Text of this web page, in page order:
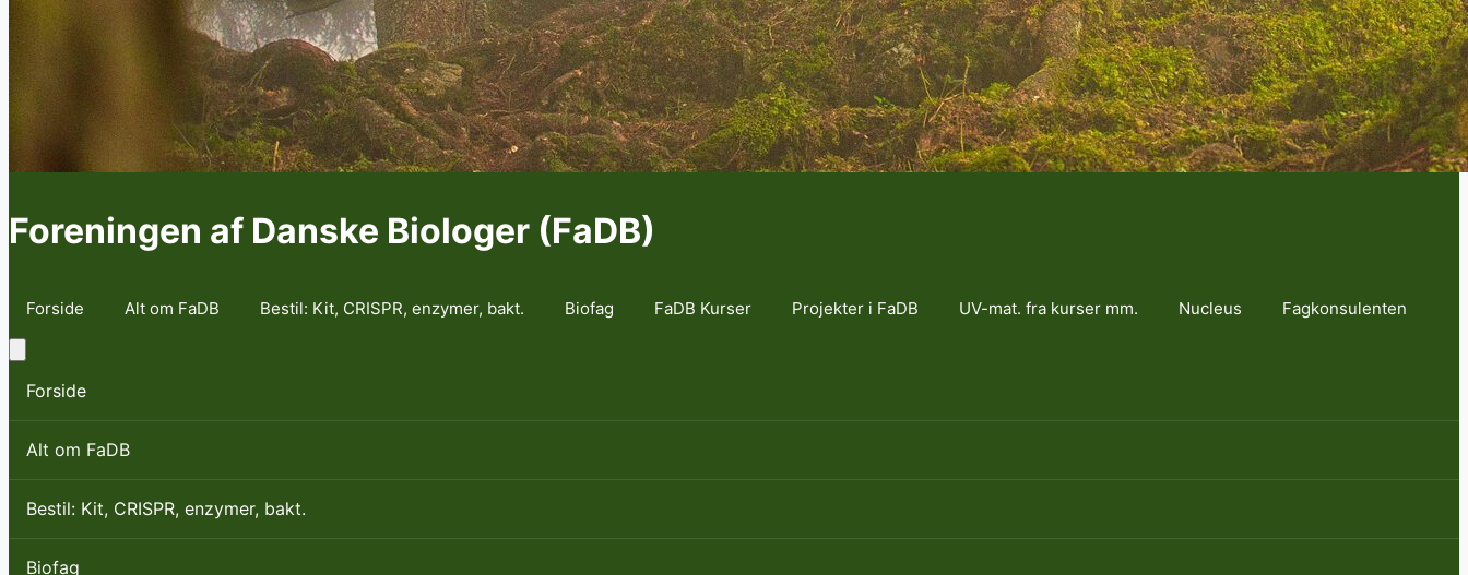
Foreningen af Danske Biologer (FaDB)
Forside Alt om FaDB Bestil: Kit, CRISPR, enzymer, bakt. Biofag FaDB Kurser Projekter i FaDB UV-mat. fra kurser mm. Nucleus Fagkonsulenten
Forside
Alt om FaDB
Bestil: Kit, CRISPR, enzymer, bakt.
Biofag